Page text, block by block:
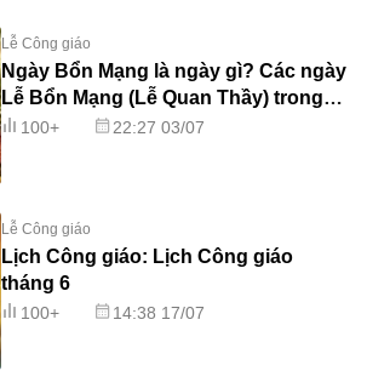
Lễ Công giáo
Ngày Bổn Mạng là ngày gì? Các ngày
Lễ Bổn Mạng (Lễ Quan Thầy) trong
năm100+ 22:27 03/07
Lễ Công giáo
Lịch Công giáo: Lịch Công giáo
tháng 6
100+ 14:38 17/07